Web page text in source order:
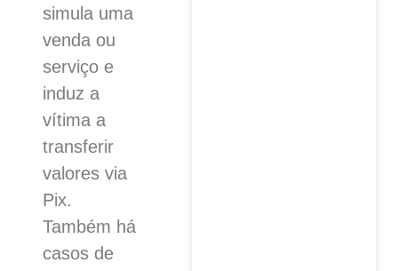
simula uma
venda ou
serviço e
induz a
vítima a
transferir
valores via
Pix.
Também há
casos de